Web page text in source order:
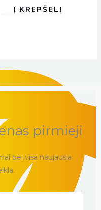
pirmieji
bei visa naujausia